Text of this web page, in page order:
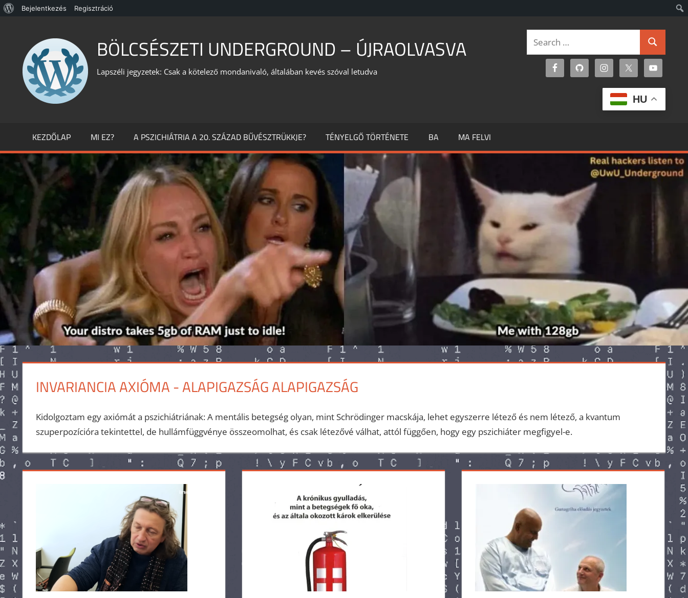
WordPress,
Bejelentkezés Regisztráció
content
BÖLCSÉSZETI UNDERGROUND – ÚJRAOLVASVA
Lapszéli jegyzetek: Csak a kötelező mondanivaló, általában kevés szóval letudva
Search
HU
KEZDŐLAP MI EZ? A PSZICHIÁTRIA A 20. SZÁZAD BŰVÉSZTRÜKKJE? TÉNYELGŐ TÖRTÉNETE BA MA FELVI
INVARIANCIA AXIÓMA - ALAPIGAZSÁG ALAPIGAZSÁG
Kidolgoztam egy axiómát a pszichiátriának: A mentális betegség olyan, mint Schrödinger macskája, lehet egyszerre létező és nem létező, a kvantum
szuperpozícióra tekintettel, de hullámfüggvénye összeomolhat, és csak létezővé válhat, attól függően, hogy egy pszichiáter megfigyel-e.